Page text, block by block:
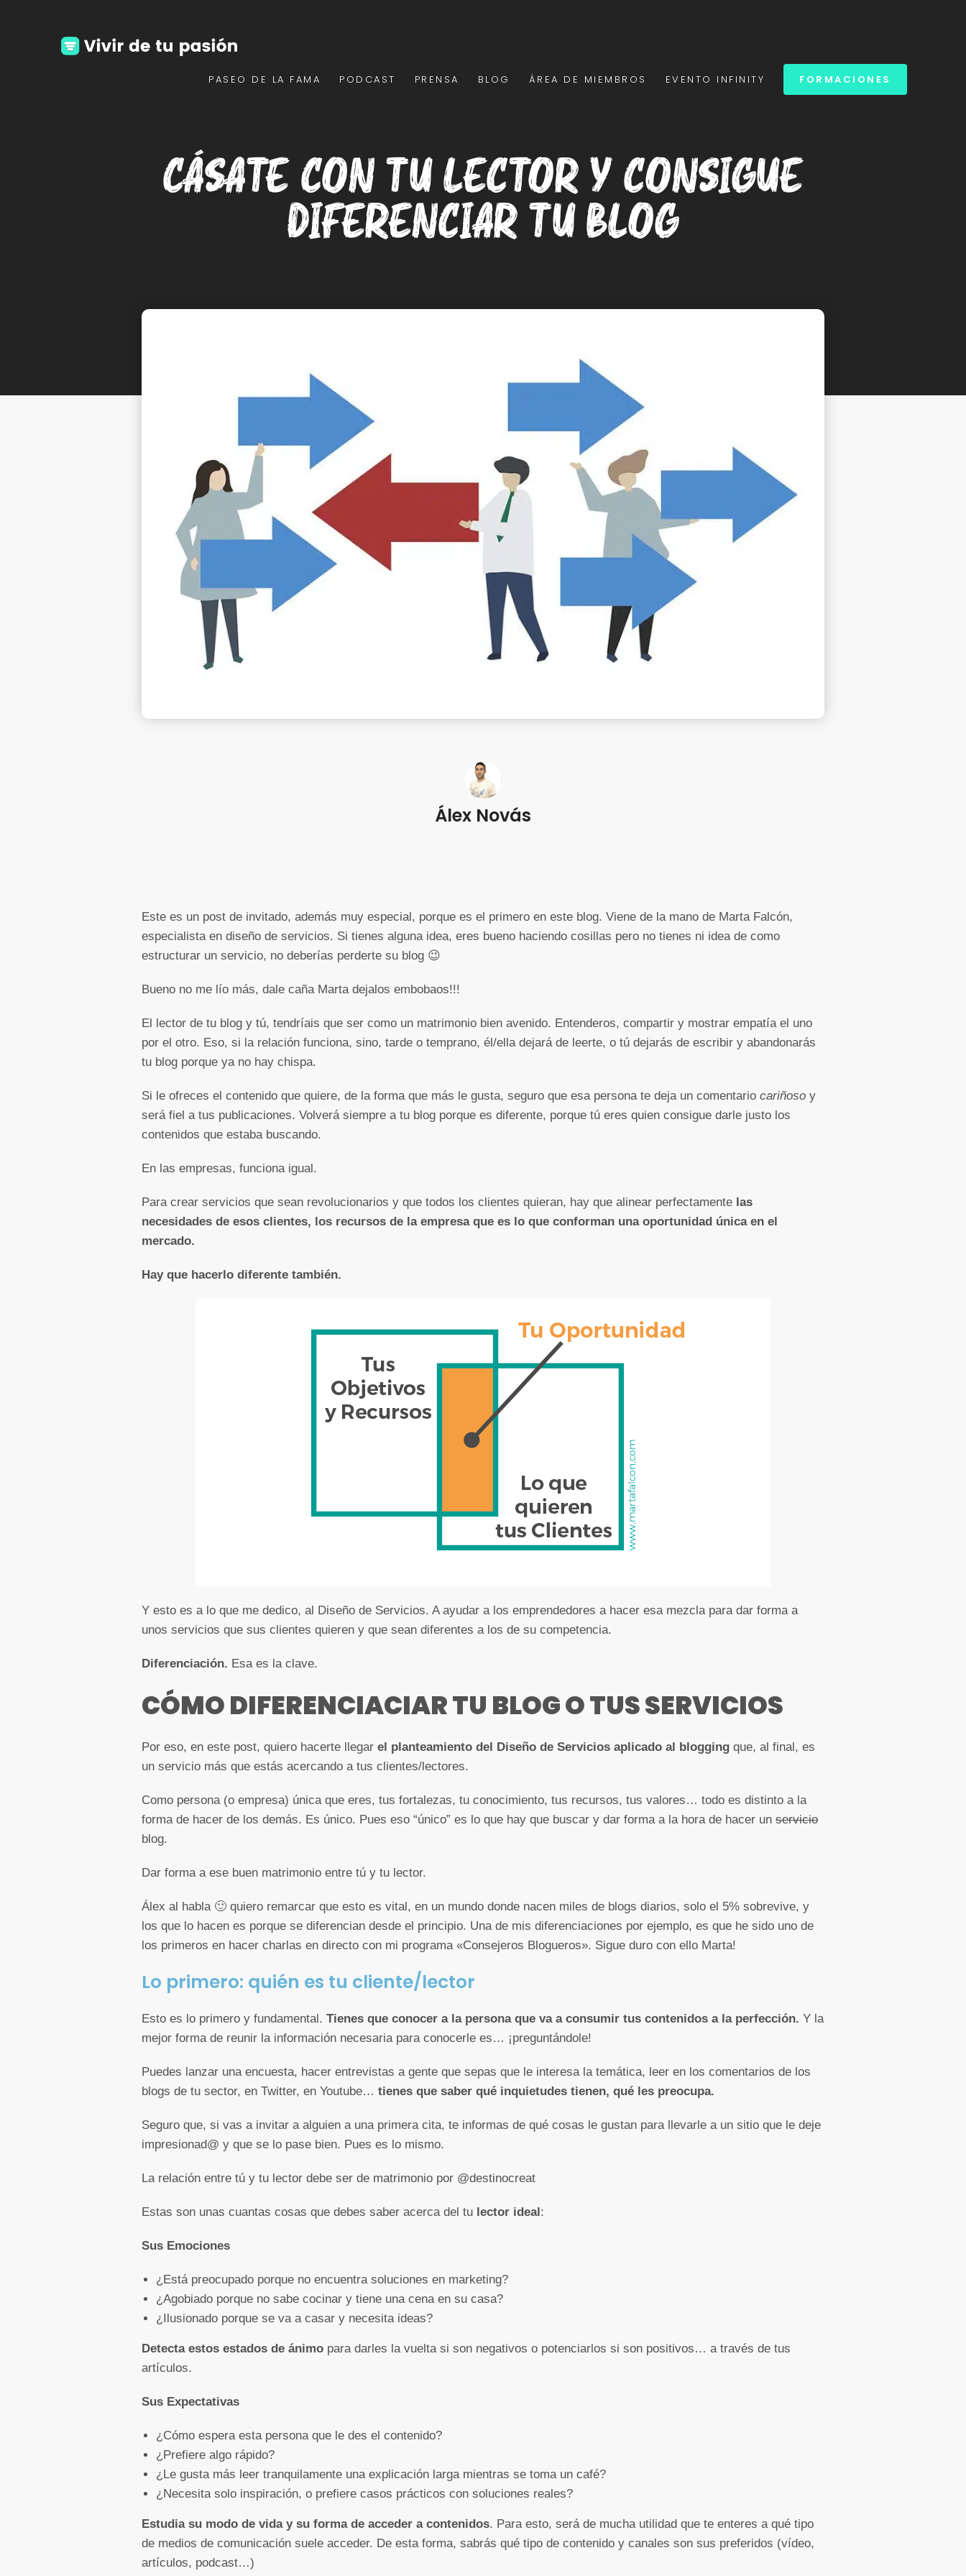
PASEO DE LA FAMA PODCAST PRENSA BLOG ÁREA DE MIEMBROS EVENTO INFINITY FORMACIONES
Cásate con tu lector y consigue
diferenciar tu blog
Álex Novás
Este es un post de invitado, además muy especial, porque es el primero en este blog. Viene de la mano de Marta Falcón,
especialista en diseño de servicios. Si tienes alguna idea, eres bueno haciendo cosillas pero no tienes ni idea de como
estructurar un servicio, no deberías perderte su blog 😉
Bueno no me lío más, dale caña Marta dejalos embobaos!!!
El lector de tu blog y tú, tendríais que ser como un matrimonio bien avenido. Entenderos, compartir y mostrar empatía el uno
por el otro. Eso, si la relación funciona, sino, tarde o temprano, él/ella dejará de leerte, o tú dejarás de escribir y abandonarás
tu blog porque ya no hay chispa.
Si le ofreces el contenido que quiere, de la forma que más le gusta, seguro que esa persona te deja un comentario cariñoso y
será fiel a tus publicaciones. Volverá siempre a tu blog porque es diferente, porque tú eres quien consigue darle justo los
contenidos que estaba buscando.
En las empresas, funciona igual.
Para crear servicios que sean revolucionarios y que todos los clientes quieran, hay que alinear perfectamente las
necesidades de esos clientes, los recursos de la empresa que es lo que conforman una oportunidad única en el
mercado.
Hay que hacerlo diferente también.
Y esto es a lo que me dedico, al Diseño de Servicios. A ayudar a los emprendedores a hacer esa mezcla para dar forma a
unos servicios que sus clientes quieren y que sean diferentes a los de su competencia.
Diferenciación. Esa es la clave.
CÓMO DIFERENCIACIAR TU BLOG O TUS SERVICIOS
Por eso, en este post, quiero hacerte llegar el planteamiento del Diseño de Servicios aplicado al blogging que, al final, es
un servicio más que estás acercando a tus clientes/lectores.
Como persona (o empresa) única que eres, tus fortalezas, tu conocimiento, tus recursos, tus valores… todo es distinto a la
forma de hacer de los demás. Es único. Pues eso “único” es lo que hay que buscar y dar forma a la hora de hacer un servicio
blog.
Dar forma a ese buen matrimonio entre tú y tu lector.
Álex al habla 🙂 quiero remarcar que esto es vital, en un mundo donde nacen miles de blogs diarios, solo el 5% sobrevive, y
los que lo hacen es porque se diferencian desde el principio. Una de mis diferenciaciones por ejemplo, es que he sido uno de
los primeros en hacer charlas en directo con mi programa «Consejeros Blogueros». Sigue duro con ello Marta!
Lo primero: quién es tu cliente/lector
Esto es lo primero y fundamental. Tienes que conocer a la persona que va a consumir tus contenidos a la perfección. Y la
mejor forma de reunir la información necesaria para conocerle es… ¡preguntándole!
Puedes lanzar una encuesta, hacer entrevistas a gente que sepas que le interesa la temática, leer en los comentarios de los
blogs de tu sector, en Twitter, en Youtube… tienes que saber qué inquietudes tienen, qué les preocupa.
Seguro que, si vas a invitar a alguien a una primera cita, te informas de qué cosas le gustan para llevarle a un sitio que le deje
impresionad@ y que se lo pase bien. Pues es lo mismo.
La relación entre tú y tu lector debe ser de matrimonio por @destinocreat
Estas son unas cuantas cosas que debes saber acerca del tu lector ideal:
Sus Emociones
¿Está preocupado porque no encuentra soluciones en marketing?
¿Agobiado porque no sabe cocinar y tiene una cena en su casa?
¿Ilusionado porque se va a casar y necesita ideas?
Detecta estos estados de ánimo para darles la vuelta si son negativos o potenciarlos si son positivos… a través de tus
artículos.
Sus Expectativas
¿Cómo espera esta persona que le des el contenido?
¿Prefiere algo rápido?
¿Le gusta más leer tranquilamente una explicación larga mientras se toma un café?
¿Necesita solo inspiración, o prefiere casos prácticos con soluciones reales?
Estudia su modo de vida y su forma de acceder a contenidos. Para esto, será de mucha utilidad que te enteres a qué tipo
de medios de comunicación suele acceder. De esta forma, sabrás qué tipo de contenido y canales son sus preferidos (vídeo,
artículos, podcast…)